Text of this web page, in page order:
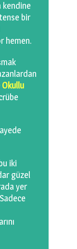
kendine
bir
hemen.
Okullu
iki
güzel
yer